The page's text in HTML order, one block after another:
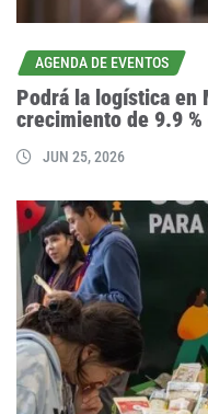
AGENDA DE EVENTOS
Podrá la logística en
crecimiento de 9.9
JUN 25, 2026